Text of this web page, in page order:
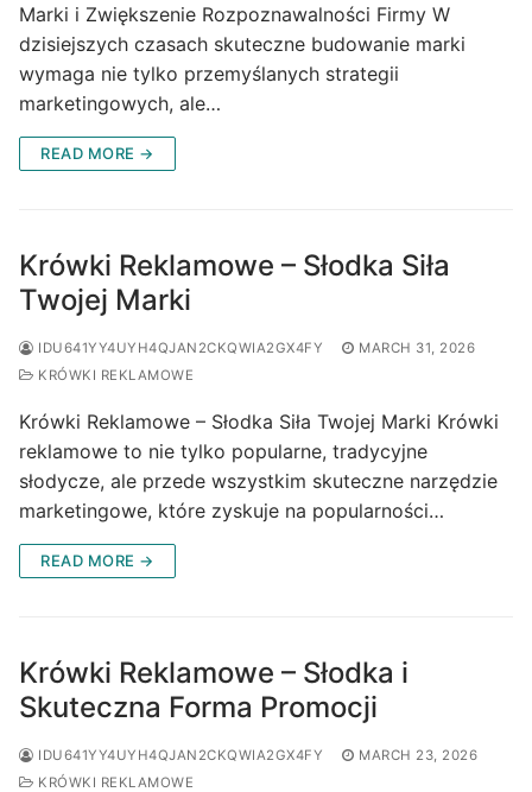
Marki i Zwiększenie Rozpoznawalności Firmy W
dzisiejszych czasach skuteczne budowanie marki
wymaga nie tylko przemyślanych strategii
marketingowych, ale…
READ MORE →
Krówki Reklamowe – Słodka Siła
Twojej Marki
IDU641YY4UYH4QJAN2CKQWIA2GX4FY
MARCH 31, 2026
KRÓWKI REKLAMOWE
Krówki Reklamowe – Słodka Siła Twojej Marki Krówki
reklamowe to nie tylko popularne, tradycyjne
słodycze, ale przede wszystkim skuteczne narzędzie
marketingowe, które zyskuje na popularności…
READ MORE →
Krówki Reklamowe – Słodka i
Skuteczna Forma Promocji
IDU641YY4UYH4QJAN2CKQWIA2GX4FY
MARCH 23, 2026
KRÓWKI REKLAMOWE